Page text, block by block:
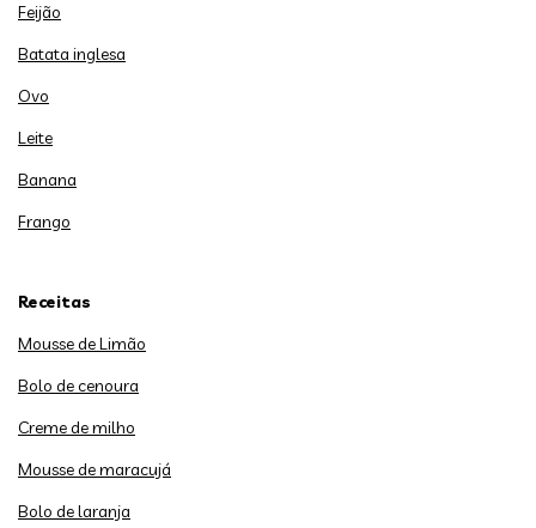
Feijão
Batata inglesa
Ovo
Leite
Banana
Frango
Receitas
Mousse de Limão
Bolo de cenoura
Creme de milho
Mousse de maracujá
Bolo de laranja